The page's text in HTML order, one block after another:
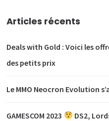
Articles récents
Deals with Gold : Voici les
des petits prix
Le MMO Neocron Evolution
GAMESCOM 2023
DS2,